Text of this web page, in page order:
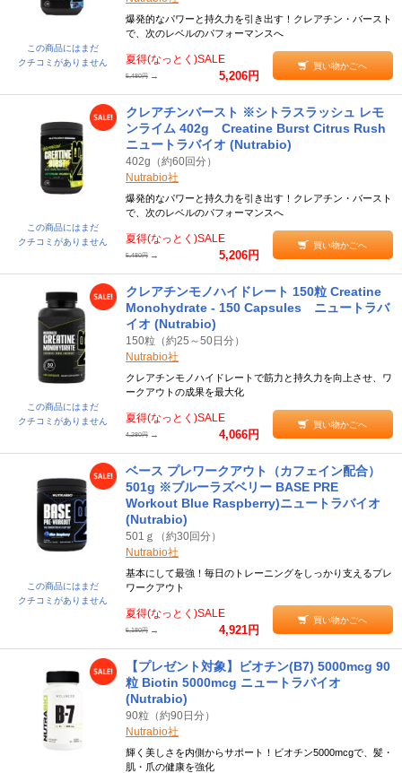
この商品にはまだ
クチコミがありません
爆発的なパワーと持久力を引き出す！クレアチン・バースト
で、次のレベルのパフォーマンスへ
夏得(なっとく)SALE
5,480円 → 5,206円
買い物かごへ
この商品にはまだ
クチコミがありません
クレアチンバースト ※シトラスラッシュ レモ
ンライム 402g Creatine Burst Citrus Rush
ニュートラバイオ (Nutrabio)
402g（約60回分）
Nutrabio社
爆発的なパワーと持久力を引き出す！クレアチン・バースト
で、次のレベルのパフォーマンスへ
夏得(なっとく)SALE
5,480円 → 5,206円
買い物かごへ
この商品にはまだ
クチコミがありません
クレアチンモノハイドレート 150粒 Creatine
Monohydrate - 150 Capsules ニュートラバ
イオ (Nutrabio)
150粒（約25～50日分）
Nutrabio社
クレアチンモノハイドレートで筋力と持久力を向上させ、ワ
ークアウトの成果を最大化
夏得(なっとく)SALE
4,280円 → 4,066円
買い物かごへ
この商品にはまだ
クチコミがありません
ベース プレワークアウト（カフェイン配合）
501g ※ブルーラズベリー BASE PRE
Workout Blue Raspberry)ニュートラバイオ
(Nutrabio)
501ｇ（約30回分）
Nutrabio社
基本にして最強！毎日のトレーニングをしっかり支えるプレ
ワークアウト
夏得(なっとく)SALE
5,180円 → 4,921円
買い物かごへ
【プレゼント対象】ビオチン(B7) 5000mcg 90
粒 Biotin 5000mcg ニュートラバイオ
(Nutrabio)
90粒（約90日分）
Nutrabio社
輝く美しさを内側からサポート！ビオチン5000mcgで、髪・
肌・爪の健康を強化